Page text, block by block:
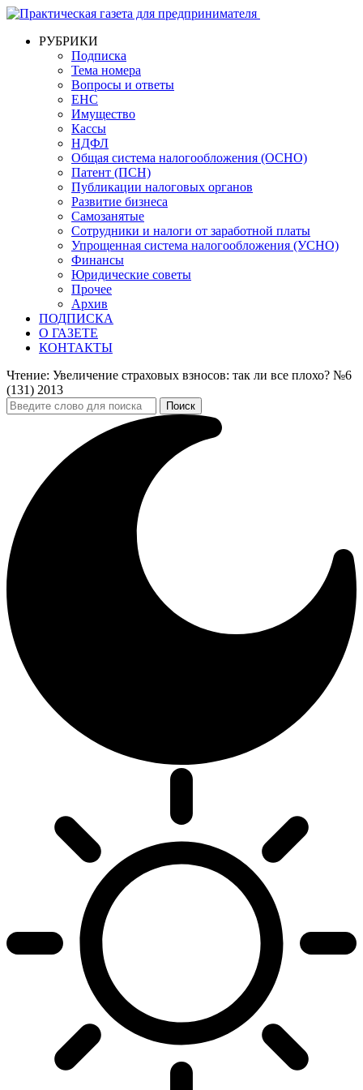
РУБРИКИ
Подписка
Тема номера
Вопросы и ответы
ЕНС
Имущество
Кассы
НДФЛ
Общая система налогообложения (ОСНО)
Патент (ПСН)
Публикации налоговых органов
Развитие бизнеса
Самозанятые
Сотрудники и налоги от заработной платы
Упрощенная система налогообложения (УСНО)
Финансы
Юридические советы
Прочее
Архив
ПОДПИСКА
О ГАЗЕТЕ
КОНТАКТЫ
Чтение: Увеличение страховых взносов: так ли все плохо? №6
(131) 2013